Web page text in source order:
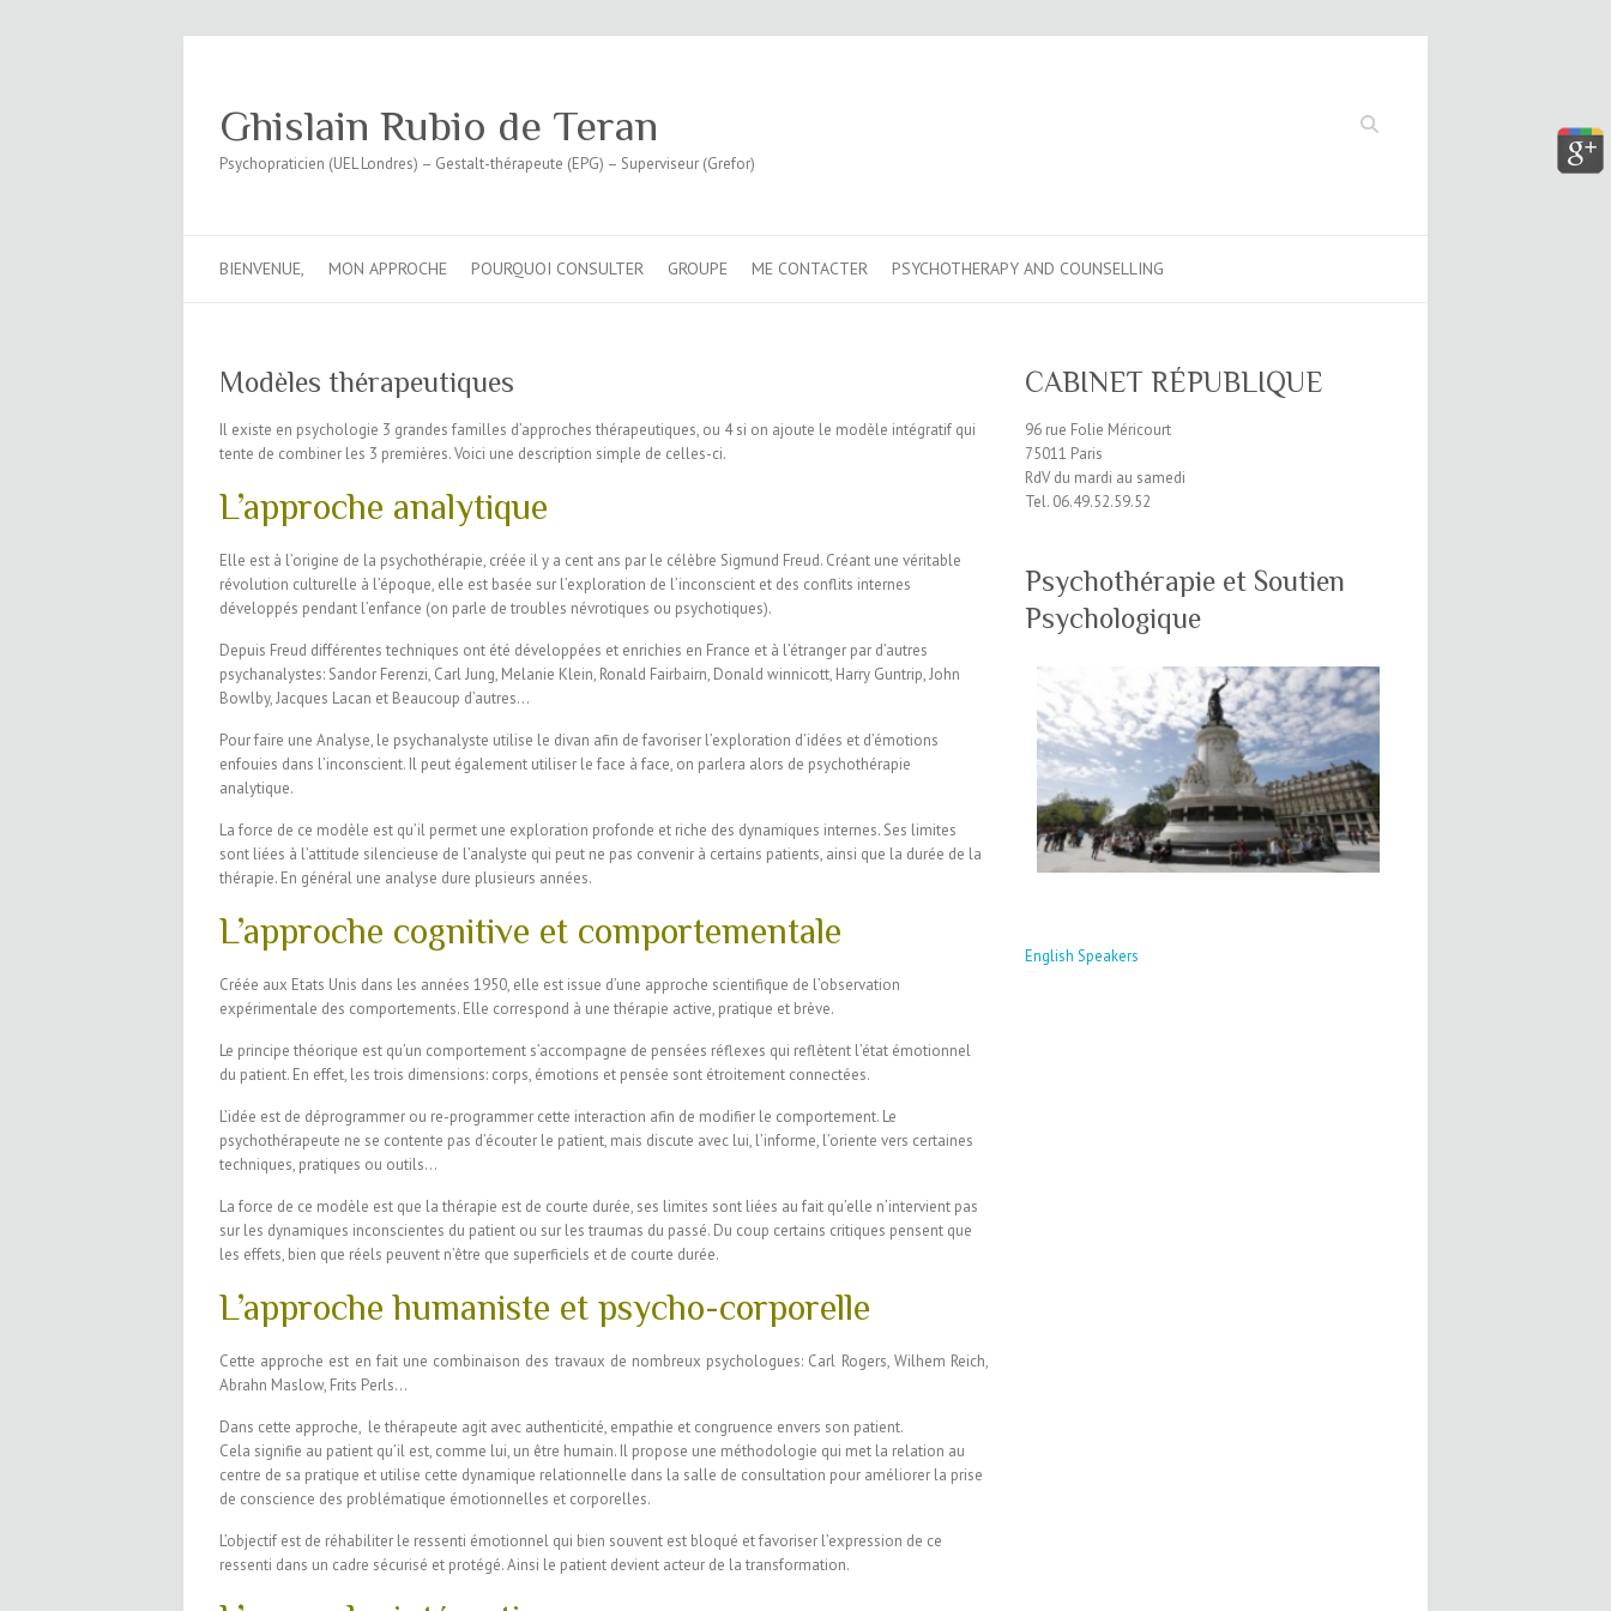
Search
Ghislain Rubio de Teran
Psychopraticien (UEL Londres) – Gestalt-thérapeute (EPG) – Superviseur (Grefor)
BIENVENUE, MON APPROCHE POURQUOI CONSULTER GROUPE ME CONTACTER PSYCHOTHERAPY AND COUNSELLING
Modèles thérapeutiques
Il existe en psychologie 3 grandes familles d’approches thérapeutiques, ou 4 si on ajoute le modèle intégratif qui
tente de combiner les 3 premières. Voici une description simple de celles-ci.
L’approche analytique
Elle est à l’origine de la psychothérapie, créée il y a cent ans par le célèbre Sigmund Freud. Créant une véritable
révolution culturelle à l’époque, elle est basée sur l’exploration de l’inconscient et des conflits internes
développés pendant l’enfance (on parle de troubles névrotiques ou psychotiques).
Depuis Freud différentes techniques ont été développées et enrichies en France et à l’étranger par d’autres
psychanalystes: Sandor Ferenzi, Carl Jung, Melanie Klein, Ronald Fairbairn, Donald winnicott, Harry Guntrip, John
Bowlby, Jacques Lacan et Beaucoup d’autres…
Pour faire une Analyse, le psychanalyste utilise le divan afin de favoriser l’exploration d’idées et d’émotions
enfouies dans l’inconscient. Il peut également utiliser le face à face, on parlera alors de psychothérapie
analytique.
La force de ce modèle est qu’il permet une exploration profonde et riche des dynamiques internes. Ses limites
sont liées à l’attitude silencieuse de l’analyste qui peut ne pas convenir à certains patients, ainsi que la durée de la
thérapie. En général une analyse dure plusieurs années.
L’approche cognitive et comportementale
Créée aux Etats Unis dans les années 1950, elle est issue d’une approche scientifique de l’observation
expérimentale des comportements. Elle correspond à une thérapie active, pratique et brève.
Le principe théorique est qu’un comportement s’accompagne de pensées réflexes qui reflètent l’état émotionnel
du patient. En effet, les trois dimensions: corps, émotions et pensée sont étroitement connectées.
L’idée est de déprogrammer ou re-programmer cette interaction afin de modifier le comportement. Le
psychothérapeute ne se contente pas d’écouter le patient, mais discute avec lui, l’informe, l’oriente vers certaines
techniques, pratiques ou outils…
La force de ce modèle est que la thérapie est de courte durée, ses limites sont liées au fait qu’elle n’intervient pas
sur les dynamiques inconscientes du patient ou sur les traumas du passé. Du coup certains critiques pensent que
les effets, bien que réels peuvent n’être que superficiels et de courte durée.
L’approche humaniste et psycho-corporelle
Cette approche est en fait une combinaison des travaux de nombreux psychologues: Carl Rogers, Wilhem Reich,
Abrahn Maslow, Frits Perls…
Dans cette approche, le thérapeute agit avec authenticité, empathie et congruence envers son patient.
Cela signifie au patient qu’il est, comme lui, un être humain. Il propose une méthodologie qui met la relation au
centre de sa pratique et utilise cette dynamique relationnelle dans la salle de consultation pour améliorer la prise
de conscience des problématique émotionnelles et corporelles.
L’objectif est de réhabiliter le ressenti émotionnel qui bien souvent est bloqué et favoriser l’expression de ce
ressenti dans un cadre sécurisé et protégé. Ainsi le patient devient acteur de la transformation.
CABINET RÉPUBLIQUE
96 rue Folie Méricourt
75011 Paris
RdV du mardi au samedi
Tel. 06.49.52.59.52
Psychothérapie et Soutien
Psychologique
English Speakers